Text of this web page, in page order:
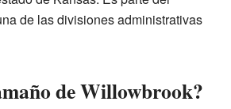
de las divisiones administrativas
de Willowbrook?